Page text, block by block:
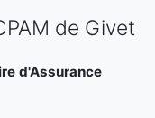
de Givet
d'Assurance